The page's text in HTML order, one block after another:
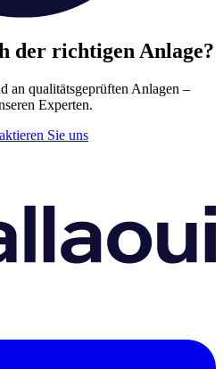
der richtigen Anlage?
an qualitätsgeprüften Anlagen –
Experten.
Sie uns